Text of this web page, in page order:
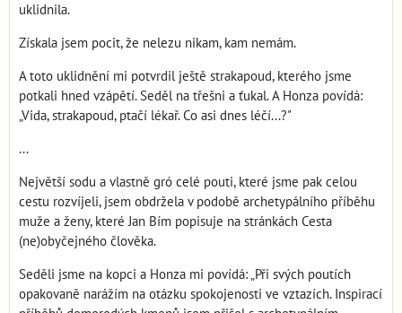
uklidnila.
Získala jsem pocit, že nelezu nikam, kam nemám.
A toto uklidnění mi potvrdil ještě strakapoud, kterého jsme
potkali hned vzápětí. Seděl na třešni a ťukal. A Honza povídá:
„Vida, strakapoud, ptačí lékař. Co asi dnes léčí...?"
...
Největší sodu a vlastně gró celé pouti, které jsme pak celou
cestu rozvíjeli, jsem obdržela v podobě archetypálního příběhu
muže a ženy, které Jan Bím popisuje na stránkách Cesta
(ne)obyčejného člověka.
Seděli jsme na kopci a Honza mi povídá: „Při svých poutích
opakovaně narážím na otázku spokojenosti ve vztazích. Inspirací